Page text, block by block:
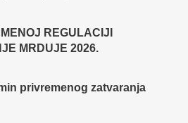
REGULACIJI
MRDUJE 2026.
privremenog zatvaranja